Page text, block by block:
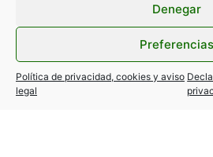
Denegar
Preferencias
Política de privacidad, cookies y aviso
legal